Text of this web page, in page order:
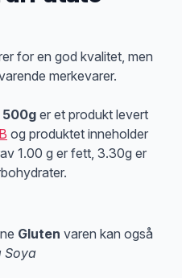
for en god kvalitet, men
merkevarer.
500g er et produkt levert
og produktet inneholder
1.00 g er fett, 3.30g er
Gluten varen kan også
Soya